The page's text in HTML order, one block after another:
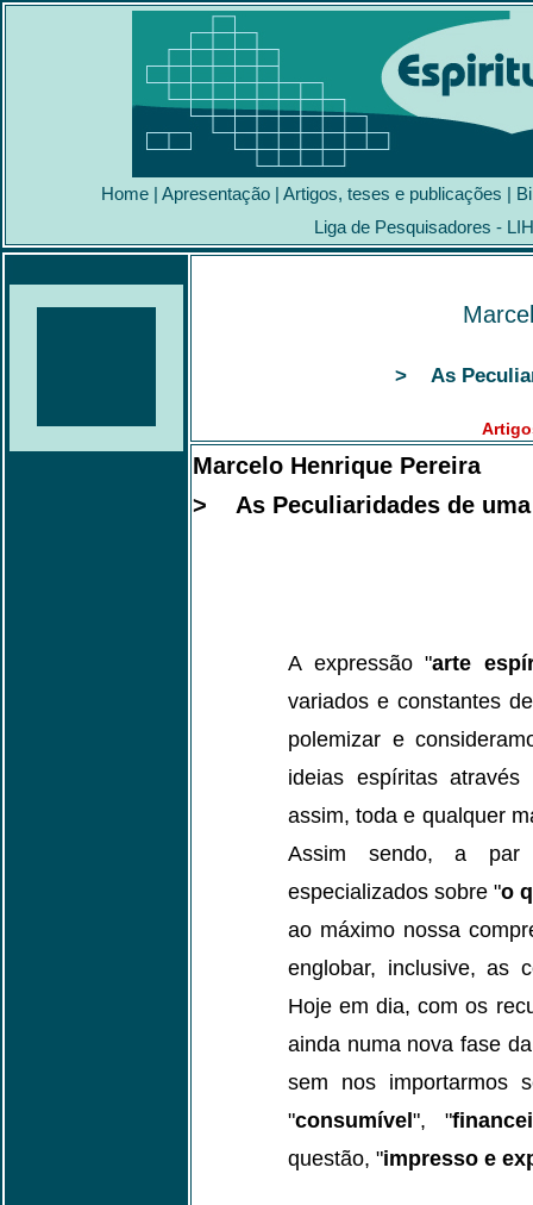
Home | Apresentação | Artigos, teses e publicações |
Liga de Pesquisadores -
> As
Marcelo Henrique Pereira
> As Peculiaridades de
A expressão "arte
variados e constantes
polemizar e
ideias espíritas através
assim, toda e qualquer
Assim sendo, a par
especializados sobre "o
ao máximo nossa
englobar, inclusive, as
Hoje em dia, com os
ainda numa nova fase
sem nos importarmos
"consumível ", "
questão, "impresso e